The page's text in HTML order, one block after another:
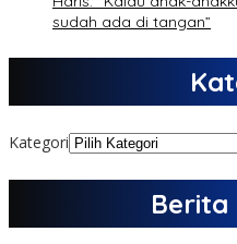
sudah ada di tangan”
Kategori
Berita